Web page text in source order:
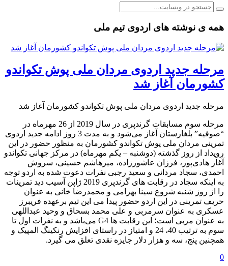
همه ی نوشته های اردوی تیم ملی
مرحله جدید اردوی مردان ملی پوش تکواندو
کشورمان آغاز شد
مرحله جدید اردوی مردان ملی پوش تکواندو کشورمان آغاز شد
مرحله سوم مسابقات گرندپری در سال 2019 از 26 مهرماه در
“صوفیه” بلغارستان آغاز می‌شود و به مدت 3 روز ادامه جدید اردوی
تمرینی مردان ملی پوش تکواندو کشورمان به منظور حضور در این
رویداد از روز گذشته (دوشنبه – یکم مهرماه) در مرکز جهانی تکواندو
آغاز هادی‌پور، فرزان عاشورزاده، میرهاشم حسینی، سروش
احمدی، سجاد مردانی و سعید رجبی نفرات دعوت شده به اردو توجه
به اینکه سجاد در رقابت های گرندپری 2019 ژاپن آسیب دید تمرینات
را از روز شنبه شروع سینا بهرامی و محمدرضا خانی به عنوان
حریف تمرینی در این اردو حضور پیدا می این تیم برعهده فریبرز
عسکری به عنوان سرمربی و علی محمد بسحاق و وحید عبداللهی
به عنوان مربی است؛ این رقابت ها G4 می‌باشد و به نفرات اول تا
سوم به ترتیب 40، 24 و امتیاز در راستای افزایش رنکینگ المپیک و
همچنین پنج، سه و هزار دلار جایزه نقدی تعلق می گیرد.
0